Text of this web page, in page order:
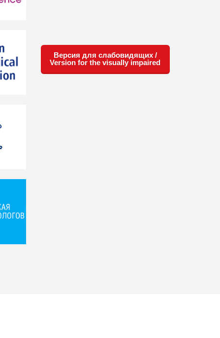
Версия для слабовидящих /
Version for the visually impaired